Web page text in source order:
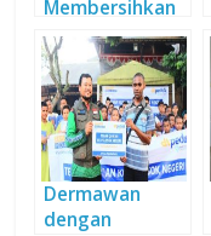
Membersihkan
dan
Memberdayaka
n
Dermawan
dengan